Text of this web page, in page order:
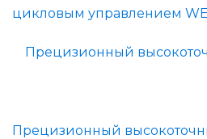
Прецизионный